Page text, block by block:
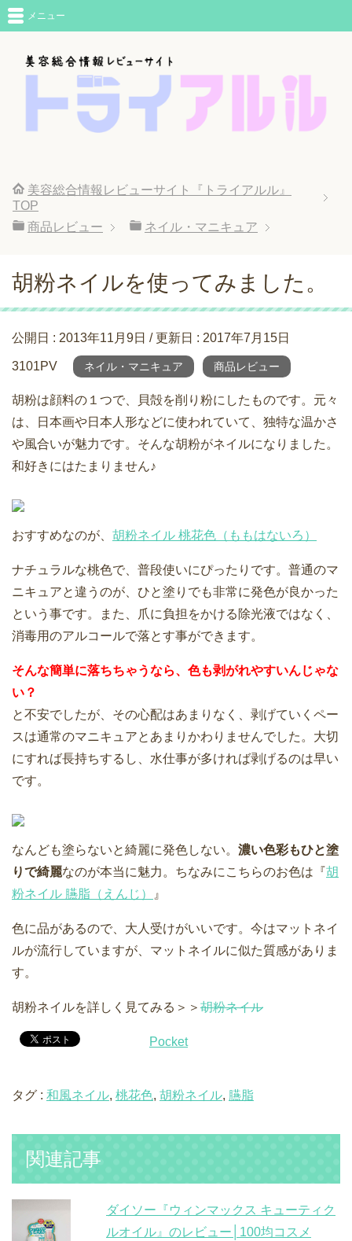
メニュー
美容総合情報レビューサイト『トライアルル』
TOP
商品レビュー
ネイル・マニキュア
胡粉ネイルを使ってみました。
公開日 : 2013年11月9日 / 更新日 : 2017年7月15日
3101PV ネイル・マニキュア 商品レビュー
胡粉は顔料の１つで、貝殻を削り粉にしたものです。元々
は、日本画や日本人形などに使われていて、独特な温かさ
や風合いが魅力です。そんな胡粉がネイルになりました。
和好きにはたまりません♪
おすすめなのが、 胡粉ネイル 桃花色（ももはないろ）
ナチュラルな桃色で、普段使いにぴったりです。普通のマ
ニキュアと違うのが、ひと塗りでも非常に発色が良かった
という事です。また、爪に負担をかける除光液ではなく、
消毒用のアルコールで落とす事ができます。
そんな簡単に落ちちゃうなら、色も剥がれやすいんじゃな
い？
と不安でしたが、その心配はあまりなく、剥げていくペー
スは通常のマニキュアとあまりかわりませんでした。大切
にすれば長持ちするし、水仕事が多ければ剥げるのは早い
です。
なんども塗らないと綺麗に発色しない。 濃い色彩もひと塗
りで綺麗なのが本当に魅力。ちなみにこちらのお色は『胡
粉ネイル 臙脂（えんじ）
』
色に品があるので、大人受けがいいです。今はマットネイ
ルが流行していますが、マットネイルに似た質感がありま
す。
胡粉ネイルを詳しく見てみる＞＞ 胡粉ネイル
Pocket
タグ : 和風ネイル, 桃花色, 胡粉ネイル, 臙脂
関連記事
ダイソー『ウィンマックス キューティク
ルオイル』のレビュー│100均コスメ